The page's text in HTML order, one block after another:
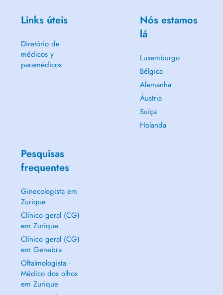
Links úteis
Diretório de
médicos y
paramédicos
Nós estamos
lá
Luxemburgo
Bélgica
Alemanha
Áustria
Suíça
Holanda
Pesquisas
frequentes
Ginecologista em
Zurique
Clínico geral (CG)
em Zurique
Clínico geral (CG)
em Genebra
Oftalmologista -
Médico dos olhos
em Zurique